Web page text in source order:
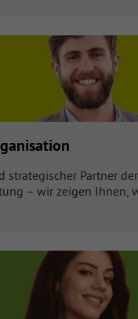
mit 36 Produkten
strategischer Partner der
– wir zeigen Ihnen,
öffnen